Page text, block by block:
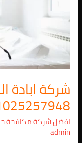
شركة ابادة
01025257948/اتصل
افضل شركة مكافحة
admin
المنيب
01025257948/
اتصل
الان